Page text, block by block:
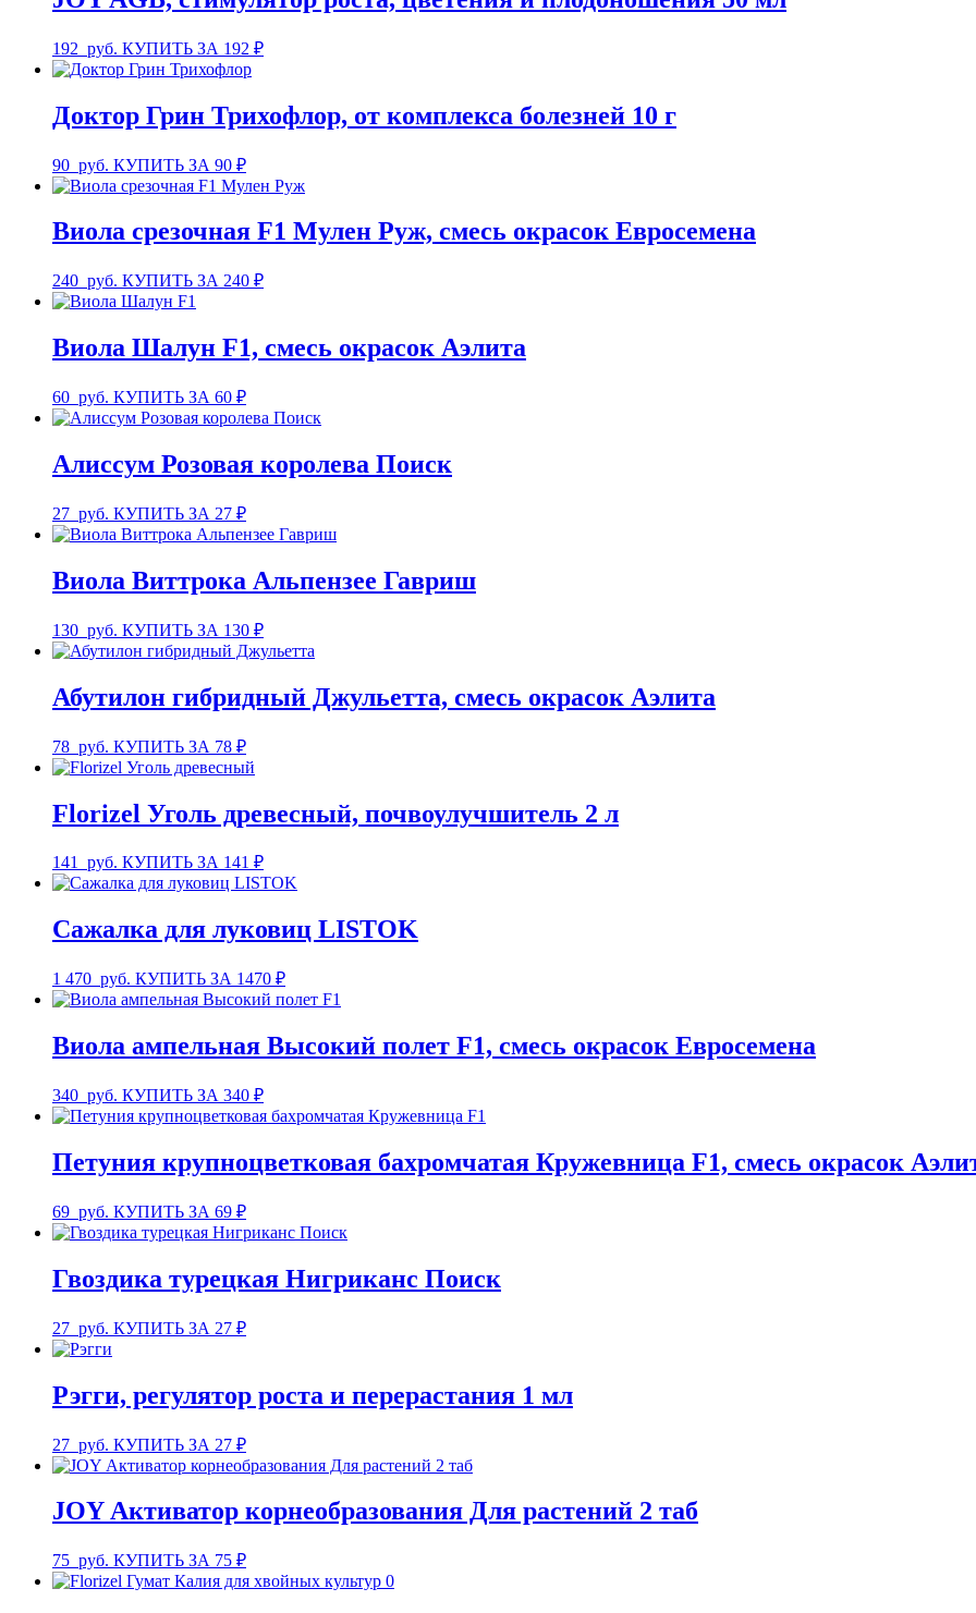
192 руб. КУПИТЬ ЗА 192 ₽
Доктор Грин Трихофлор, от комплекса болезней 10 г
90 руб. КУПИТЬ ЗА 90 ₽
Виола срезочная F1 Мулен Руж, смесь окрасок Евросемена
240 руб. КУПИТЬ ЗА 240 ₽
Виола Шалун F1, смесь окрасок Аэлита
60 руб. КУПИТЬ ЗА 60 ₽
Алиссум Розовая королева Поиск
27 руб. КУПИТЬ ЗА 27 ₽
Виола Виттрока Альпензее Гавриш
130 руб. КУПИТЬ ЗА 130 ₽
Абутилон гибридный Джульетта, смесь окрасок Аэлита
78 руб. КУПИТЬ ЗА 78 ₽
Florizel Уголь древесный, почвоулучшитель 2 л
141 руб. КУПИТЬ ЗА 141 ₽
Сажалка для луковиц LISTOK
1 470 руб. КУПИТЬ ЗА 1470 ₽
Виола ампельная Высокий полет F1, смесь окрасок Евросемена
340 руб. КУПИТЬ ЗА 340 ₽
Петуния крупноцветковая бахромчатая Кружевница F1, смесь окрасок
69 руб. КУПИТЬ ЗА 69 ₽
Гвоздика турецкая Нигриканс Поиск
27 руб. КУПИТЬ ЗА 27 ₽
Рэгги, регулятор роста и перерастания 1 мл
27 руб. КУПИТЬ ЗА 27 ₽
JOY Активатор корнеобразования Для растений 2 таб
75 руб. КУПИТЬ ЗА 75 ₽